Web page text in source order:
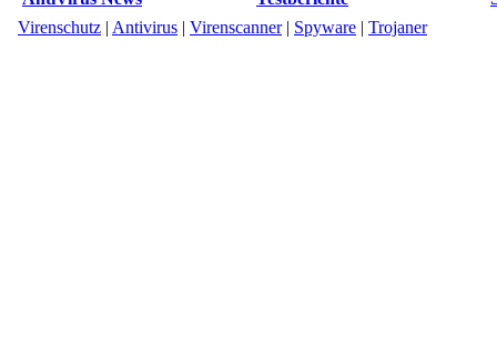
Virenschutz | Antivirus | Virenscanner| Spyware | Trojaner